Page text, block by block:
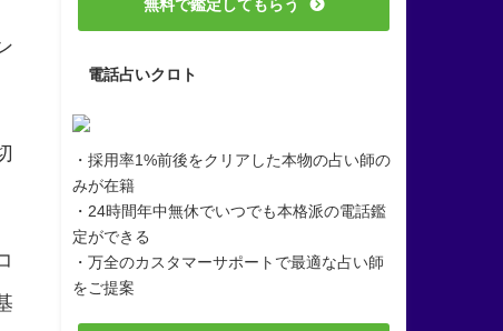
無料で鑑定してもらう
電話占いクロト
・採用率1%前後をクリアした本物の占い師の
みが在籍
・24時間年中無休でいつでも本格派の電話鑑
定ができる
・万全のカスタマーサポートで最適な占い師
をご提案